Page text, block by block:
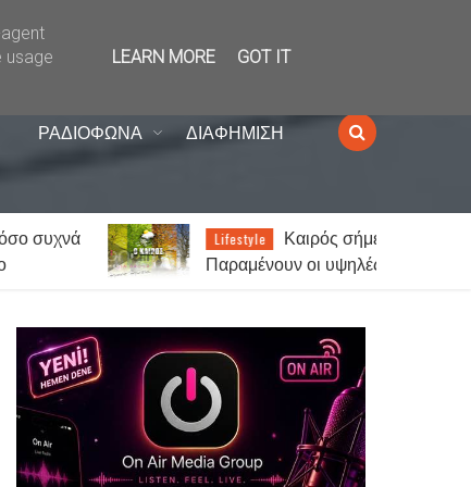
ΡΑΔΙΟΦΩΝΑ ΔΙΑΦΗΜΙΣΗ
Lifestyle
Καιρός σήμερα:
Παραμένουν οι υψηλές
Αιγαίο
usage
LEARN MORE GOT IT